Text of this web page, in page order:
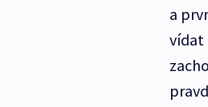
a
vídat